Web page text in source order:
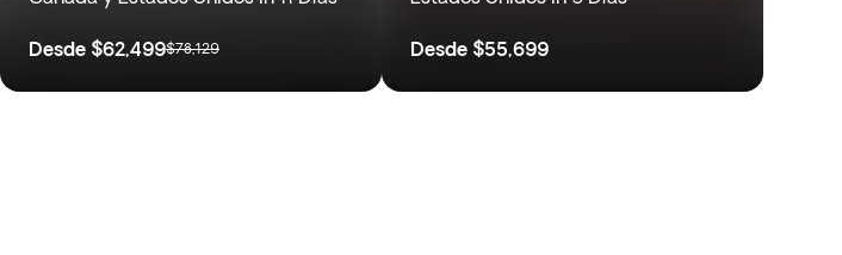
Desde $62,499$78,129 Desde $55,699